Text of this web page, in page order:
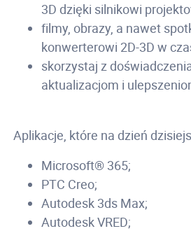
3D dzięki silnikowi
filmy, obrazy, a nawet
konwerterowi 2D-3D w
skorzystaj z
aktualizacjom i
Aplikacje, które na dzień
Microsoft® 365;
PTC Creo;
Autodesk 3ds Max;
Autodesk VRED;